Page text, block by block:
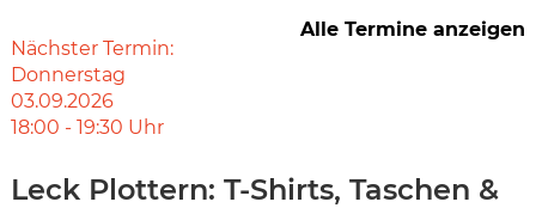
Nächster Termin:
Donnerstag
03.09.2026
18:00 - 19:30 Uhr
Alle Termine anzeigen
Leck Plottern: T-Shirts, Taschen &